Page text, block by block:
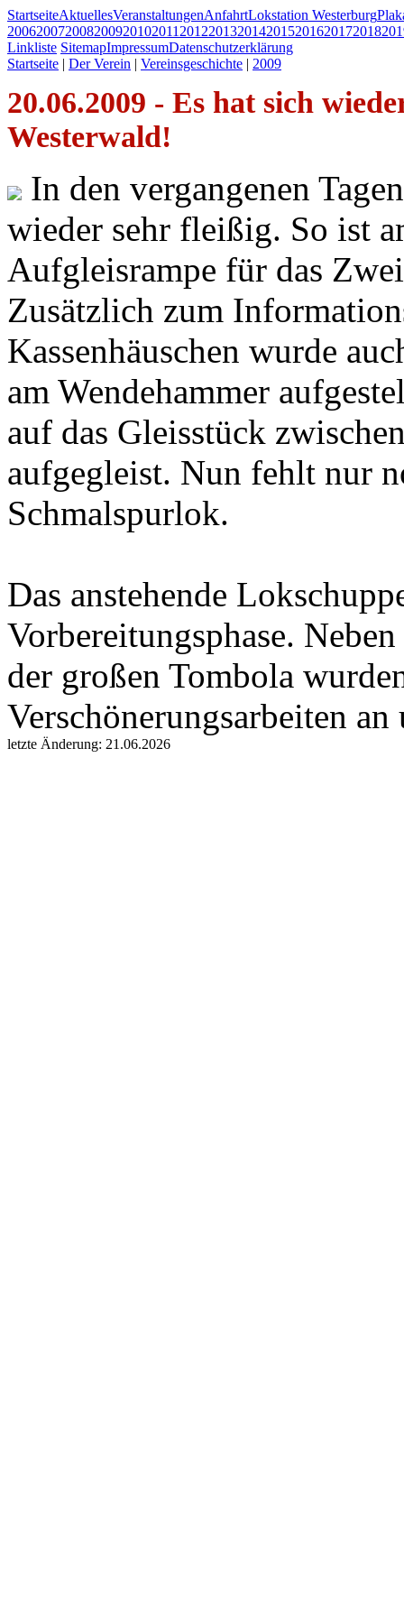
StartseiteAktuellesVeranstaltungenAnfahrtLokstation Westerburg
200620072008200920102011 2012201320142015201620172018
Linkliste SitemapImpressumDatenschutzerklärung
Startseite | Der Verein | Vereinsgeschichte | 2009
20.06.2009 - Es hat sich
Westerwald!
In den vergangenen
wieder sehr fleißig. So ist
Aufgleisrampe für das
Zusätzlich zum
Kassenhäuschen wurde
am Wendehammer
auf das Gleisstück
aufgegleist. Nun fehlt nur
Schmalspurlok.
Das anstehende
Vorbereitungsphase.
der großen Tombola
Verschönerungsarbeiten
letzte Änderung: 21.06.2026